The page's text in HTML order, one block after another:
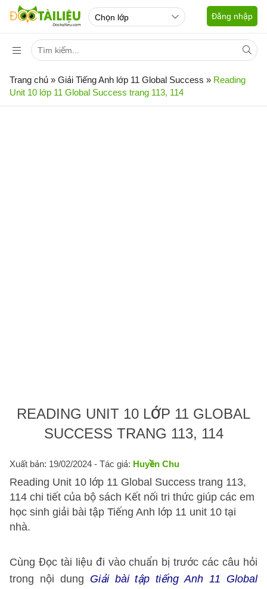
Đăng nhập
Trang chủ » Giải Tiếng Anh lớp 11 Global Success » Reading
Unit 10 lớp 11 Global Success trang 113, 114
READING UNIT 10 LỚP 11 GLOBAL
SUCCESS TRANG 113, 114
Xuất bản: 19/02/2024 - Tác giả: Huyền Chu
Reading Unit 10 lớp 11 Global Success trang 113,
114 chi tiết của bộ sách Kết nối tri thức giúp các em
học sinh giải bài tập Tiếng Anh lớp 11 unit 10 tại
nhà.
Cùng Đọc tài liệu đi vào chuẩn bị trước các câu hỏi
trong nội dung Giải bài tập tiếng Anh 11 Global